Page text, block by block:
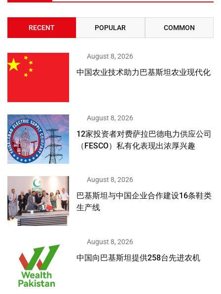
RECENT POPULAR COMMON
August 8, 2026
中国农业技术助力巴基斯坦农业现代化
August 8, 2026
12家投资者对费萨拉巴德电力供应公司
（FESCO）私有化表现出浓厚兴趣
August 8, 2026
巴基斯坦与中国企业合作建设16条鞋类
生产线
August 8, 2026
中国向巴基斯坦提供258台先进农机